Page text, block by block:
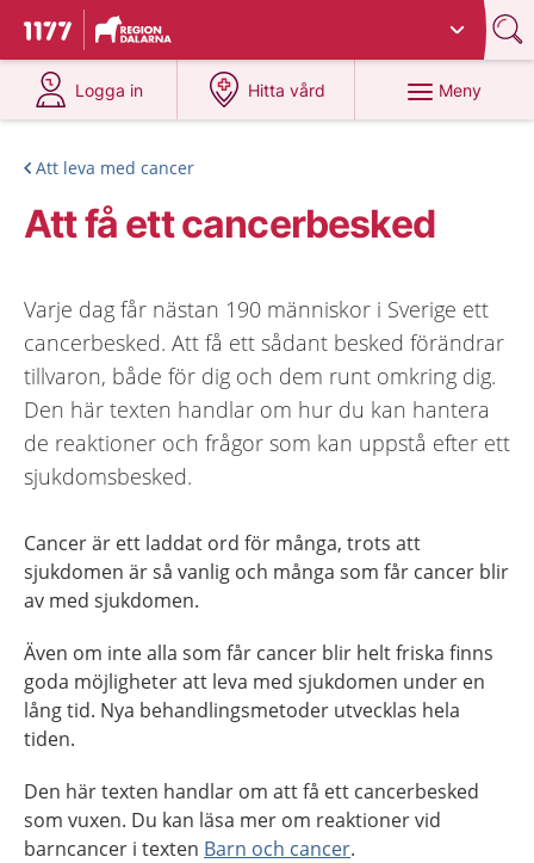
Till startsidan för 1177
Du har valt region
Logga in
på 1177.se
Hitta vård
på 1177.se
Meny
Att leva med cancer
Att få ett cancerbesked
Varje dag får nästan 190 människor i Sverige ett
cancerbesked. Att få ett sådant besked förändrar
tillvaron, både för dig och dem runt omkring dig.
Den här texten handlar om hur du kan hantera
de reaktioner och frågor som kan uppstå efter ett
sjukdomsbesked.
Cancer är ett laddat ord för många, trots att
sjukdomen är så vanlig och många som får cancer blir
av med sjukdomen.
Även om inte alla som får cancer blir helt friska finns
goda möjligheter att leva med sjukdomen under en
lång tid. Nya behandlingsmetoder utvecklas hela
tiden.
Den här texten handlar om att få ett cancerbesked
som vuxen. Du kan läsa mer om reaktioner vid
barncancer i texten Barn och cancer.